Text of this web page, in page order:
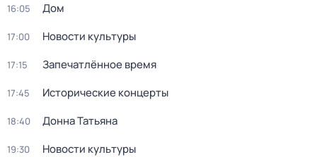
16:05 Дом
17:00 Новости культуры
17:15 Запечатлённое время
17:45 Исторические концерты
18:40 Донна Татьяна
19:30 Новости культуры